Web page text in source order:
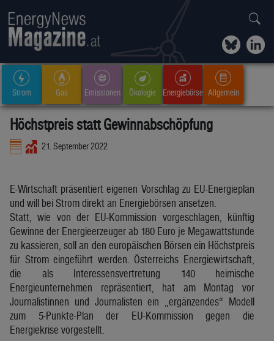
Strom Gas Emissionen Ökologie Energiebörse Allgemein
Höchstpreis statt Gewinnabschöpfung
21. September 2022
E-Wirtschaft präsentiert eigenen Vorschlag zu EU-Energieplan
und will bei Strom direkt an Energiebörsen ansetzen.
Statt, wie von der EU-Kommission vorgeschlagen, künftig
Gewinne der Energieerzeuger ab 180 Euro je Megawattstunde
zu kassieren, soll an den europäischen Börsen ein Höchstpreis
für Strom eingeführt werden. Österreichs Energiewirtschaft,
die als Interessensvertretung 140 heimische
Energieunternehmen repräsentiert, hat am Montag vor
Journalistinnen und Journalisten ein „ergänzendes“ Modell
zum 5-Punkte-Plan der EU-Kommission gegen die
Energiekrise vorgestellt.